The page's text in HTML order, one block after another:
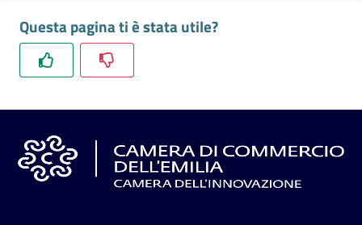
Promuovere
l'impresa
il
Tutelare
l'Impresa
Questa pagina ti è stata utile?